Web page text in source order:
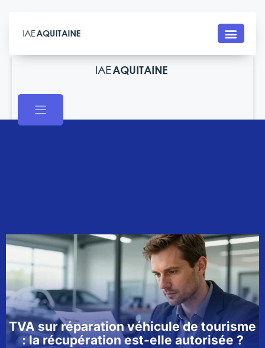
TVA sur réparation véhicule de tourisme
: la récupération est-elle autorisée ?